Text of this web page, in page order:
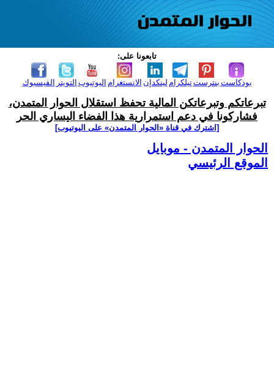
تابعونا على:
الفيسبوك التويتر اليوتيوب الانستغرام لينكدإن تيلكرامبنترست بودكاست
تبرعاتكم وتبرعاتكن المالية تحفظ استقلال الحوار المتمدن،
فشاركونا في دعم استمرارية هذا الفضاء اليساري الحر
[اشترك في قناة ‫«الحوار المتمدن» على اليوتيوب]
الحوار المتمدن - موبايل
الموقع الرئيسي